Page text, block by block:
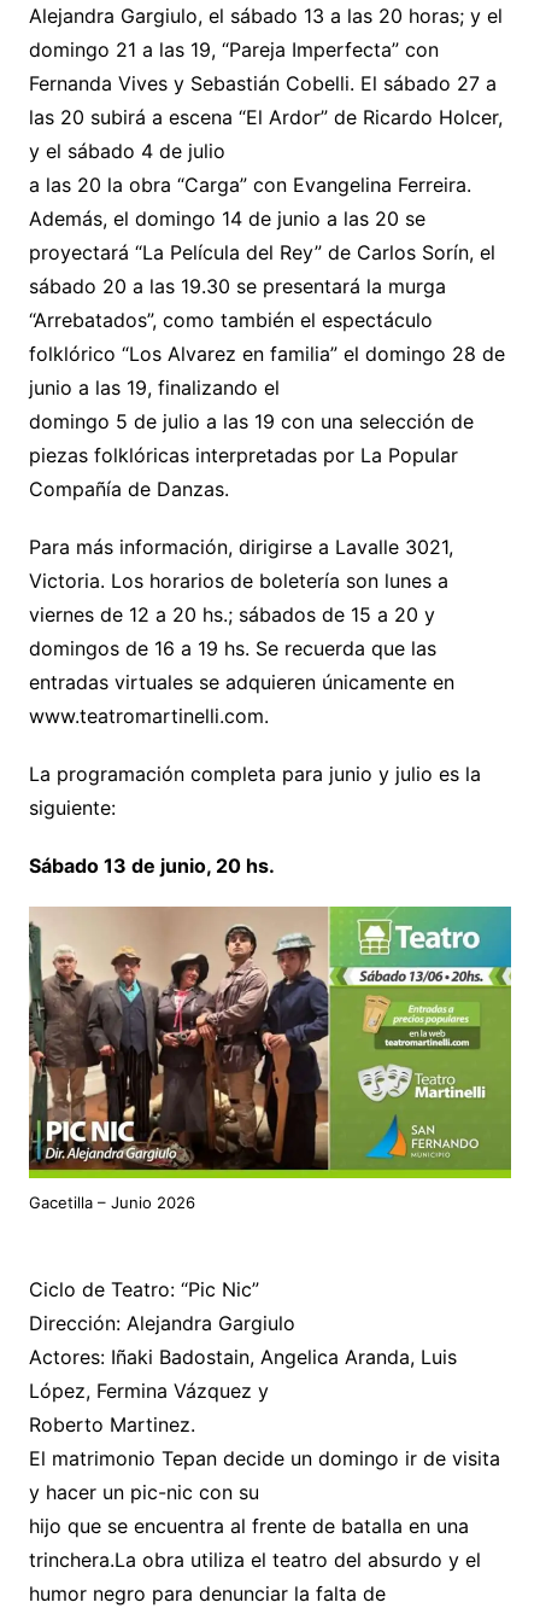
Alejandra Gargiulo, el sábado 13 a las 20 horas; y el
domingo 21 a las 19, “Pareja Imperfecta” con
Fernanda Vives y Sebastián Cobelli. El sábado 27 a
las 20 subirá a escena “El Ardor” de Ricardo Holcer,
y el sábado 4 de julio
a las 20 la obra “Carga” con Evangelina Ferreira.
Además, el domingo 14 de junio a las 20 se
proyectará “La Película del Rey” de Carlos Sorín, el
sábado 20 a las 19.30 se presentará la murga
“Arrebatados”, como también el espectáculo
folklórico “Los Alvarez en familia” el domingo 28 de
junio a las 19, finalizando el
domingo 5 de julio a las 19 con una selección de
piezas folklóricas interpretadas por La Popular
Compañía de Danzas.
Para más información, dirigirse a Lavalle 3021,
Victoria. Los horarios de boletería son lunes a
viernes de 12 a 20 hs.; sábados de 15 a 20 y
domingos de 16 a 19 hs. Se recuerda que las
entradas virtuales se adquieren únicamente en
www.teatromartinelli.com.
La programación completa para junio y julio es la
siguiente:
Sábado 13 de junio, 20 hs.
Gacetilla – Junio 2026
Ciclo de Teatro: “Pic Nic”
Dirección: Alejandra Gargiulo
Actores: Iñaki Badostain, Angelica Aranda, Luis
López, Fermina Vázquez y
Roberto Martinez.
El matrimonio Tepan decide un domingo ir de visita
y hacer un pic-nic con su
hijo que se encuentra al frente de batalla en una
trinchera.La obra utiliza el teatro del absurdo y el
humor negro para denunciar la falta de